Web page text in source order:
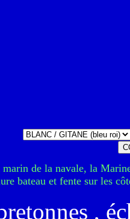
de la navale, la
bateau et fente sur les
,